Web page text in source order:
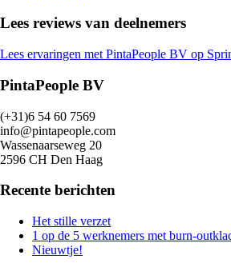
Lees reviews van deelnemers
Lees ervaringen met PintaPeople BV op
PintaPeople BV
(+31)6 54 60 7569
info@pintapeople.com
Wassenaarseweg 20
2596 CH Den Haag
Recente berichten
Het stille verzet
1 op de 5 werknemers met burn-
Nieuwtje!